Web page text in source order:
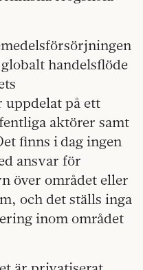
handelsflöde
uppdelat på ett
aktörer samt
finns i dag ingen
ansvar för
över området eller
och det ställs inga
inom området